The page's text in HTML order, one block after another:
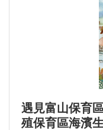
遇見富山保育
殖保育區海濱